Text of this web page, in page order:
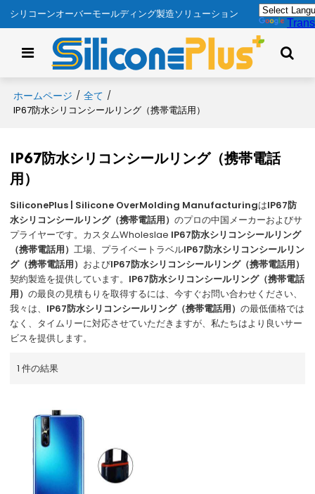
シリコーンオーバーモールディング製造ソリューション
ホームページ / 全て /
IP67防水シリコンシールリング（携帯電話用）
IP67防水シリコンシールリング（携帯電話
用）
SiliconePlus | Silicone OverMolding ManufacturingはIP67防
水シリコンシールリング（携帯電話用）のプロの中国メーカーおよびサ
プライヤーです。カスタムWholeslae IP67防水シリコンシールリング
（携帯電話用）工場、プライベートラベルIP67防水シリコンシールリン
グ（携帯電話用） およびIP67防水シリコンシールリング（携帯電話用）
契約製造を提供しています。 IP67防水シリコンシールリング（携帯電話
用）の最良の見積もりを取得するには、今すぐお問い合わせください、
我々は、 IP67防水シリコンシールリング（携帯電話用）の最低価格では
なく、タイムリーに対応させていただきますが、私たちはより良いサー
ビスを提供します。
1 件の結果